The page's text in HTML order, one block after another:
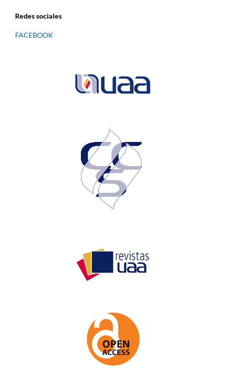
Redes sociales
FACEBOOK